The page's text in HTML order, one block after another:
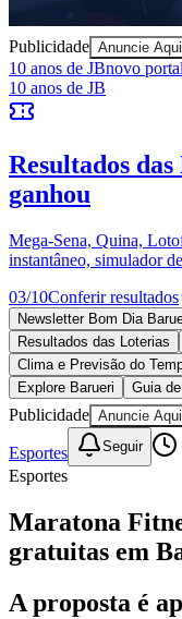
Ceará
Publicidade Anuncie Aqui
10 anos de JB novo portal
10 anos de JB